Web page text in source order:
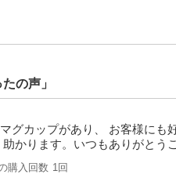
の声」
グカップがあり、 お客様にも
かります。いつもありがとう
購入回数 1回